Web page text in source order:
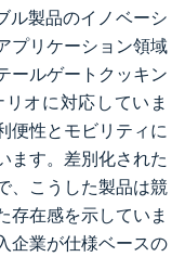
ル製品のイノベーシ
プリケーション領域
ールゲートクッキン
オに対応していま
便性とモビリティに
ます。差別化された
、こうした製品は競
存在感を示していま
企業が仕様ベースの